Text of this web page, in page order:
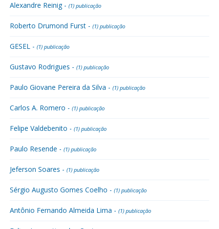
Alexandre Reinig - (1) publicação
Roberto Drumond Furst - (1) publicação
GESEL - (1) publicação
Gustavo Rodrigues - (1) publicação
Paulo Giovane Pereira da Silva - (1) publicação
Carlos A. Romero - (1) publicação
Felipe Valdebenito - (1) publicação
Paulo Resende - (1) publicação
Jeferson Soares - (1) publicação
Sérgio Augusto Gomes Coelho - (1) publicação
Antônio Fernando Almeida Lima - (1) publicação